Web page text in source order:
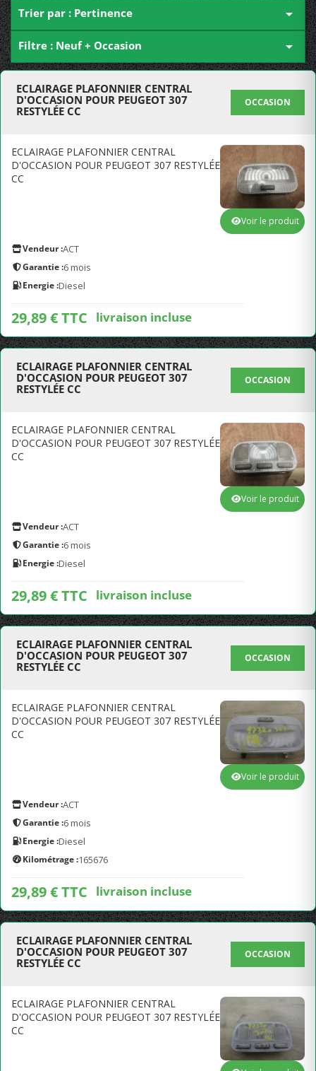
Trier par : Pertinence 
Filtre : Neuf + Occasion 
ECLAIRAGE PLAFONNIER CENTRAL
D'OCCASION POUR PEUGEOT 307
RESTYLÉE CC
OCCASION
ECLAIRAGE PLAFONNIER CENTRAL
D'OCCASION POUR PEUGEOT 307 RESTYLÉE
CC
Vendeur :ACT
Garantie :6 mois
Energie :Diesel
29,89 € TTC livraison incluse
Voir le produit
ECLAIRAGE PLAFONNIER CENTRAL
D'OCCASION POUR PEUGEOT 307
RESTYLÉE CC
OCCASION
ECLAIRAGE PLAFONNIER CENTRAL
D'OCCASION POUR PEUGEOT 307 RESTYLÉE
CC
Vendeur :ACT
Garantie :6 mois
Energie :Diesel
29,89 € TTC livraison incluse
Voir le produit
ECLAIRAGE PLAFONNIER CENTRAL
D'OCCASION POUR PEUGEOT 307
RESTYLÉE CC
OCCASION
ECLAIRAGE PLAFONNIER CENTRAL
D'OCCASION POUR PEUGEOT 307 RESTYLÉE
CC
Vendeur :ACT
Garantie :6 mois
Energie :Diesel
Kilométrage :165676
29,89 € TTC livraison incluse
Voir le produit
ECLAIRAGE PLAFONNIER CENTRAL
D'OCCASION POUR PEUGEOT 307
RESTYLÉE CC
OCCASION
ECLAIRAGE PLAFONNIER CENTRAL
D'OCCASION POUR PEUGEOT 307 RESTYLÉE
CC